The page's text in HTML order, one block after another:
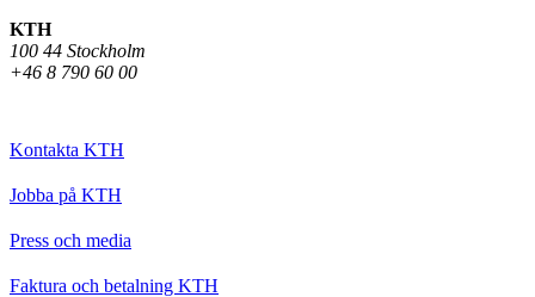
KTH
100 44 Stockholm
+46 8 790 60 00
Kontakta KTH
Jobba på KTH
Press och media
Faktura och betalning KTH